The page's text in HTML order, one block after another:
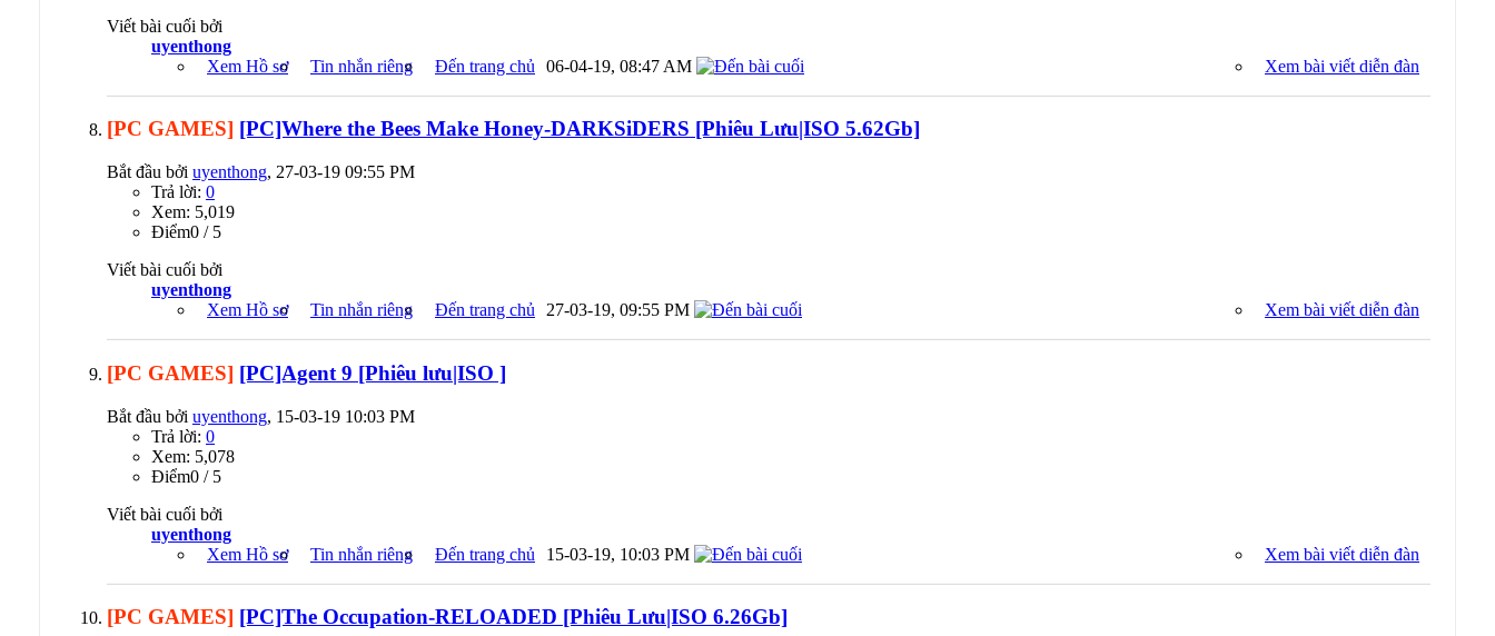
Viết bài cuối bởi
uyenthong
Xem Hồ sơ
Xem bài viết diễn đàn
Tin nhắn riêng Đến trang chủ 06-04-19, 08:47 AM
[PC GAMES] [PC]Where the Bees Make Honey-DARKSiDERS [Phiêu Lưu|ISO 5.62Gb]
Bắt đầu bởi uyenthong, 27-03-19 09:55 PM
Trả lời: 0
Xem: 5,019
Ðiểm0 / 5
Viết bài cuối bởi
uyenthong
Xem Hồ sơ
Xem bài viết diễn đàn
Tin nhắn riêng Đến trang chủ 27-03-19, 09:55 PM
[PC GAMES] [PC]Agent 9 [Phiêu lưu|ISO ]
Bắt đầu bởi uyenthong, 15-03-19 10:03 PM
Trả lời: 0
Xem: 5,078
Ðiểm0 / 5
Viết bài cuối bởi
uyenthong
Xem Hồ sơ
Xem bài viết diễn đàn
Tin nhắn riêng Đến trang chủ 15-03-19, 10:03 PM
[PC GAMES] [PC]The Occupation-RELOADED [Phiêu Lưu|ISO 6.26Gb]